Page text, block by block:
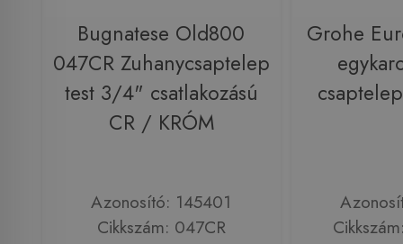
Bugnatese Old800
047CR Zuhanycsaptelep
test 3/4" csatlakozású
CR / KRÓM
Azonosító: 145401
Cikkszám: 047CR
Grohe